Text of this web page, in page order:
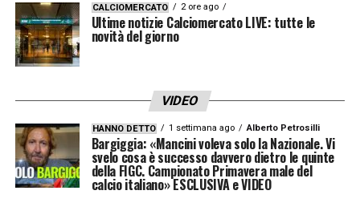
CALCIOMERCATO 2 ore ago
Ultime notizie Calciomercato LIVE: tutte le
novità del giorno
VIDEO
HANNO DETTO 1 settimana ago Alberto Petrosilli
Bargiggia: «Mancini voleva solo la Nazionale. Vi
svelo cosa è successo davvero dietro le quinte
della FIGC. Campionato Primavera male del
calcio italiano» ESCLUSIVA e VIDEO